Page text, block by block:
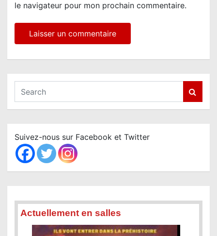
le navigateur pour mon prochain commentaire.
a
c
h
Suivez-nous sur Facebook et Twitter
Actuellement en salles